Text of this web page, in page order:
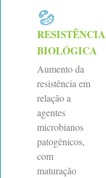
RESISTÊNCIA
BIOLÓGICA
Aumento da
resistência em
relação a
agentes
microbianos
patogênicos,
com
maturação